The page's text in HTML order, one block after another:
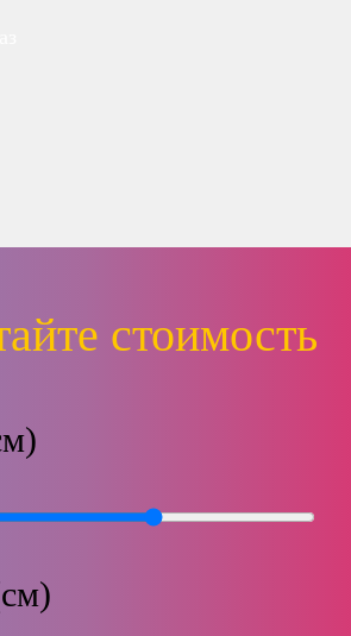
стоимость